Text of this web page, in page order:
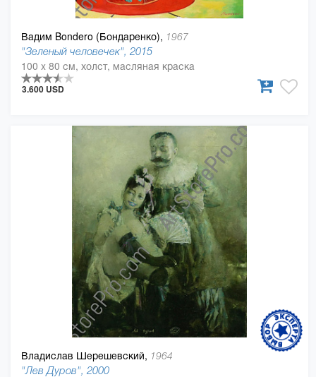
Вадим Bondero (Бондаренко), 1967
"Зеленый человечек", 2015
100 x 80 см, холст, масляная краска
3.600 USD
Владислав Шерешевский, 1964
"Лев Дуров", 2000